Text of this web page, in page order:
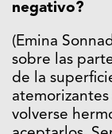
negativo?
(Emina
sobre las
de la
volverse